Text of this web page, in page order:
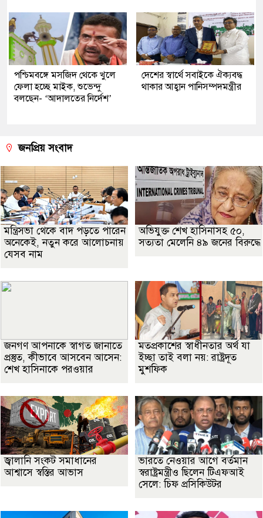
পশ্চিমবঙ্গে মসজিদ থেকে খুলে
ফেলা হচ্ছে মাইক, শুভেন্দু
বলছেন- ‘আদালতের নির্দেশ’
দেশের স্বার্থে সবাইকে ঐক্যবদ্ধ
থাকার আহ্বান পানিসম্পদমন্ত্রীর
জনপ্রিয় সংবাদ
মন্ত্রিসভা থেকে বাদ পড়তে পারেন
অনেকেই, নতুন করে আলোচনায়
যেসব নাম
অভিযুক্ত শেখ হাসিনাসহ ৫০,
সত্যতা মেলেনি ৪৯ জনের বিরুদ্ধে
জনগণ আপনাকে স্বাগত জানাতে
প্রস্তুত, কীভাবে আসবেন আসেন:
শেখ হাসিনাকে পরওয়ার
মতপ্রকাশের স্বাধীনতার অর্থ যা
ইচ্ছা তাই বলা নয়: রাষ্ট্রদূত
মুশফিক
জ্বালানি সংকট সমাধানের
আশ্বাসে স্বস্তির আভাস
ভারতে নেওয়ার আগে বর্তমান
স্বরাষ্ট্রমন্ত্রীও ছিলেন টিএফআই
সেলে: চিফ প্রসিকিউটর